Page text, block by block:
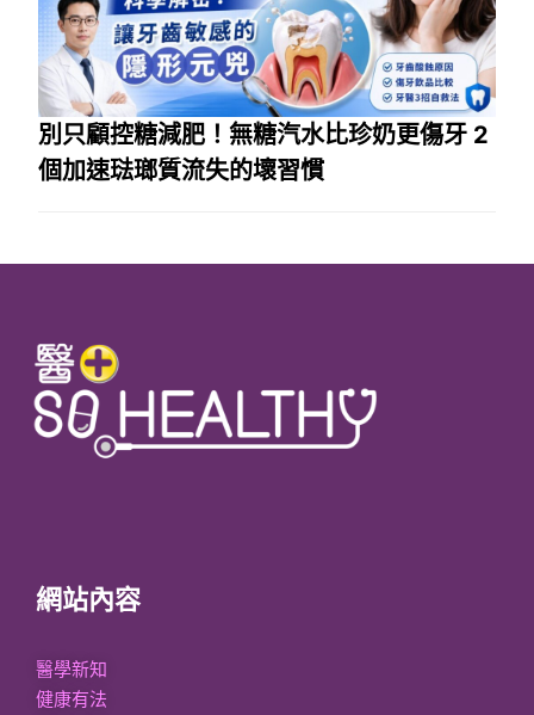
別只顧控糖減肥！無糖汽水比珍奶更傷牙 2
個加速琺瑯質流失的壞習慣
網站內容
醫學新知
健康有法